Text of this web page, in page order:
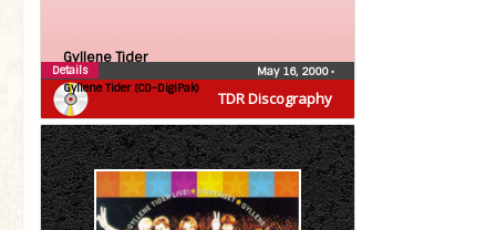
TDR Discography
Gyllene Tider
Gyllene Tider (CD-DigiPak)
May 16, 2000•
Details